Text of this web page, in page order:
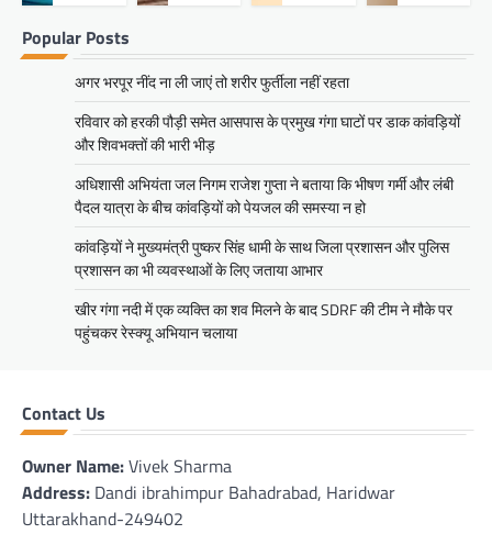
Popular Posts
अगर भरपूर नींद ना ली जाएं तो शरीर फुर्तीला नहीं रहता
रविवार को हरकी पौड़ी समेत आसपास के प्रमुख गंगा घाटों पर डाक कांवड़ियों
और शिवभक्तों की भारी भीड़
अधिशासी अभियंता जल निगम राजेश गुप्ता ने बताया कि भीषण गर्मी और लंबी
पैदल यात्रा के बीच कांवड़ियों को पेयजल की समस्या न हो
कांवड़ियों ने मुख्यमंत्री पुष्कर सिंह धामी के साथ जिला प्रशासन और पुलिस
प्रशासन का भी व्यवस्थाओं के लिए जताया आभार
खीर गंगा नदी में एक व्यक्ति का शव मिलने के बाद SDRF की टीम ने मौके पर
पहुंचकर रेस्क्यू अभियान चलाया
Contact Us
Owner Name:Vivek Sharma
Address: Dandi ibrahimpur Bahadrabad, Haridwar
Uttarakhand-249402